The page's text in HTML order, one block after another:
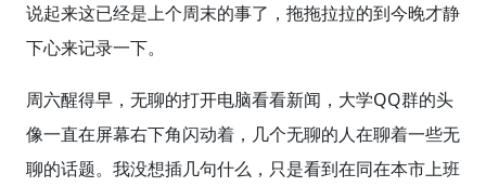
说起来这已经是上个周末的事了，拖拖拉拉的到今晚才静
下心来记录一下。
周六醒得早，无聊的打开电脑看看新闻，大学QQ群的头
像一直在屏幕右下角闪动着，几个无聊的人在聊着一些无
聊的话题。我没想插几句什么，只是看到在同在本市上班